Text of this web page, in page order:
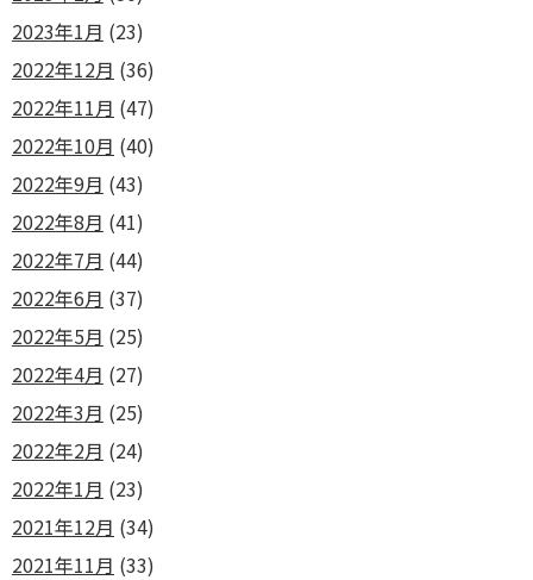
2023年1月 (23)
2022年12月 (36)
2022年11月 (47)
2022年10月 (40)
2022年9月 (43)
2022年8月 (41)
2022年7月 (44)
2022年6月 (37)
2022年5月 (25)
2022年4月 (27)
2022年3月 (25)
2022年2月 (24)
2022年1月 (23)
2021年12月 (34)
2021年11月 (33)